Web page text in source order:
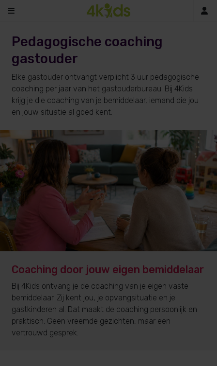
Pedagogische coaching
gastouder
Elke gastouder ontvangt verplicht 3 uur pedagogische
coaching per jaar van het gastouderbureau. Bij 4Kids
krijg je die coaching van je bemiddelaar, iemand die jou
en jouw situatie al goed kent.
Coaching door jouw eigen bemiddelaar
Bij 4Kids ontvang je de coaching van je eigen vaste
bemiddelaar. Zij kent jou, je opvangsituatie en je
gastkinderen al. Dat maakt de coaching persoonlijk en
praktisch. Geen vreemde gezichten, maar een
vertrouwd gesprek.